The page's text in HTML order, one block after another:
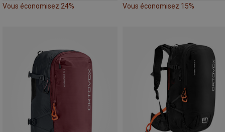
Vous économisez 24% Vous économisez 15%